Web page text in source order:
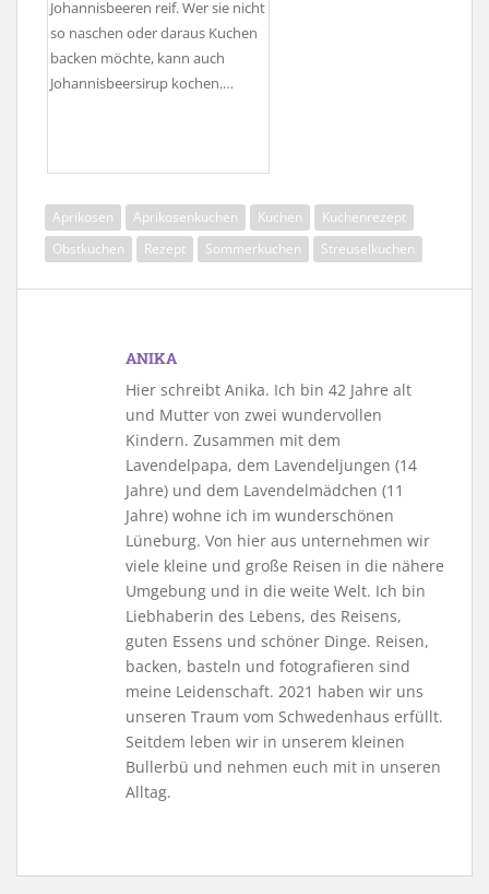
Johannisbeeren reif. Wer sie nicht
so naschen oder daraus Kuchen
backen möchte, kann auch
Johannisbeersirup kochen.…
Aprikosen Aprikosenkuchen Kuchen
Kuchenrezept
Obstkuchen
Rezept Sommerkuchen Streuselkuchen
ANIKA
Hier schreibt Anika. Ich bin 42 Jahre alt
und Mutter von zwei wundervollen
Kindern. Zusammen mit dem
Lavendelpapa, dem Lavendeljungen (14
Jahre) und dem Lavendelmädchen (11
Jahre) wohne ich im wunderschönen
Lüneburg. Von hier aus unternehmen wir
viele kleine und große Reisen in die nähere
Umgebung und in die weite Welt. Ich bin
Liebhaberin des Lebens, des Reisens,
guten Essens und schöner Dinge. Reisen,
backen, basteln und fotografieren sind
meine Leidenschaft. 2021 haben wir uns
unseren Traum vom Schwedenhaus erfüllt.
Seitdem leben wir in unserem kleinen
Bullerbü und nehmen euch mit in unseren
Alltag.